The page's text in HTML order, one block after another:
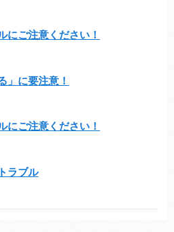
にご注意ください！
」に要注意！
にご注意ください！
ラブル